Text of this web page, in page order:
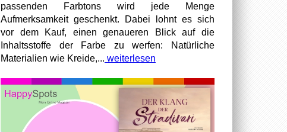
passenden Farbtons wird jede Menge
Aufmerksamkeit geschenkt. Dabei lohnt es sich
vor dem Kauf, einen genaueren Blick auf die
Inhaltsstoffe der Farbe zu werfen: Natürliche
Materialien wie Kreide,... weiterlesen